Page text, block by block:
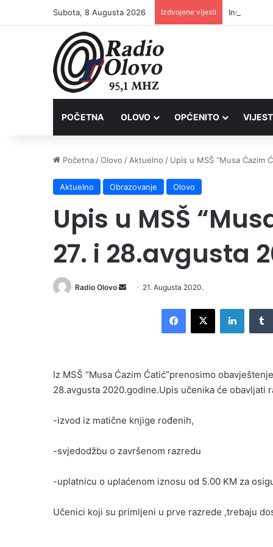
Subota, 8 Augusta 2026 Izdvojene vijesti Inspektori
POČETNA OLOVO OPĆENITO
Početna /Olovo / Aktuelno / Upis u MSŠ “Musa Ćazim
Aktuelno Obrazovanje Olovo
Upis u MSŠ
27. i 28.avgusta
Radio Olovo
Send 21. Augusta 2020.
Facebook
X LinkedIn
Iz MSŠ “Musa Ćazim Ćatić”prenosimo
28.avgusta 2020.godine.Upis učenika će obavljati
-izvod iz matične knjige rođenih,
-svjedodžbu o završenom razredu
-uplatnicu o uplaćenom iznosu od 5.00 KM za
Učenici koji su primljeni u prve razrede ,trebaju